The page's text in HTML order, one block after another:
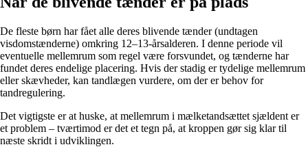
De fleste børn har fået alle deres blivende tænder (undtagen
visdomstænderne) omkring 12–13-årsalderen. I denne periode vil
eventuelle mellemrum som regel være forsvundet, og tænderne har
fundet deres endelige placering. Hvis der stadig er tydelige mellemrum
eller skævheder, kan tandlægen vurdere, om der er behov for
tandregulering.
Det vigtigste er at huske, at mellemrum i mælketandsættet sjældent er
et problem – tværtimod er det et tegn på, at kroppen gør sig klar til
næste skridt i udviklingen.